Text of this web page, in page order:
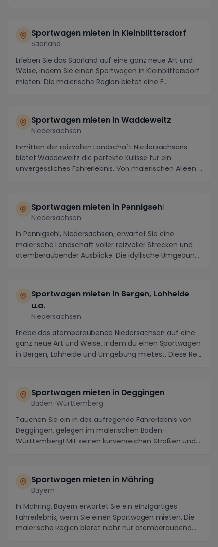
Sportwagen mieten in Kleinblittersdorf
Saarland
Erleben Sie das Saarland auf eine ganz neue Art und
Weise, indem Sie einen Sportwagen in Kleinblittersdorf
mieten. Die malerische Region bietet eine F...
Sportwagen mieten in Waddeweitz
Niedersachsen
Inmitten der reizvollen Landschaft Niedersachsens
bietet Waddeweitz die perfekte Kulisse für ein
unvergessliches Fahrerlebnis. Von malerischen Alleen ...
Sportwagen mieten in Pennigsehl
Niedersachsen
In Pennigsehl, Niedersachsen, erwartet Sie eine
malerische Landschaft voller reizvoller Strecken und
atemberaubender Ausblicke. Die idyllische Umgebun...
Sportwagen mieten in Bergen, Lohheide
u.a.
Niedersachsen
Erlebe das atemberaubende Niedersachsen auf eine
ganz neue Art und Weise, indem du einen Sportwagen
in Bergen, Lohheide und Umgebung mietest. Diese Re...
Sportwagen mieten in Deggingen
Baden-Württemberg
Tauchen Sie ein in das aufregende Fahrerlebnis von
Deggingen, gelegen im malerischen Baden-
Württemberg! Mit seinen kurvenreichen Straßen und
Sportwagen mieten in Mähring
Bayern
In Mähring, Bayern erwartet Sie ein einzigartiges
Fahrerlebnis, wenn Sie einen Sportwagen mieten. Die
malerische Region bietet nicht nur atemberaubend...